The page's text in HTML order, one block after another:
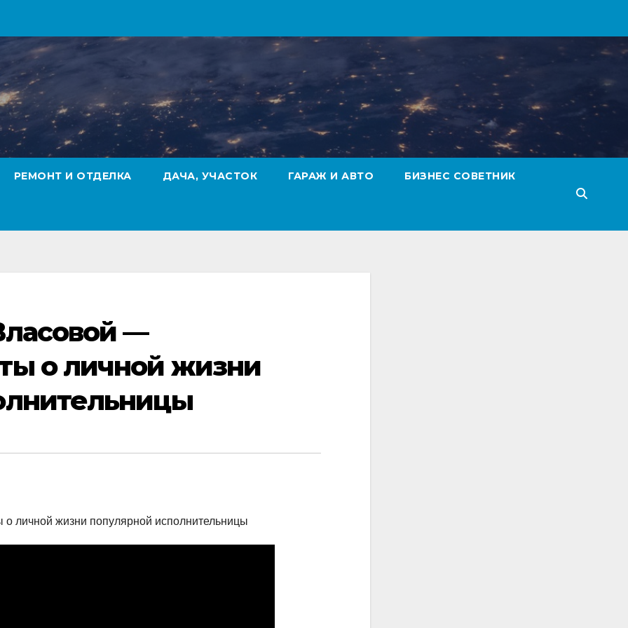
РЕМОНТ И ОТДЕЛКА ДАЧА, УЧАСТОК ГАРАЖ И АВТО БИЗНЕС СОВЕТНИК
—
о личной жизни